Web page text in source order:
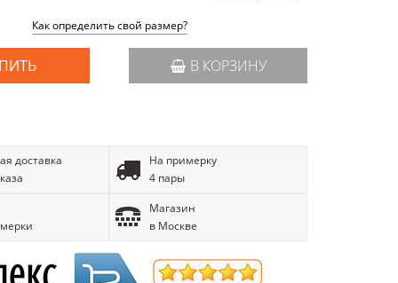
Как определить свой размер?
В КОРЗИНУ
доставка
На примерку
4 пары
Магазин
в Москве